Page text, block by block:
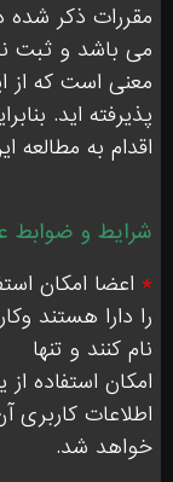
مقررات ذکر شده
می باشد و ثبت
معنی است که از
پذیرفته اید.
اقدام به مطالعه
شرایط و
* اعضا امکان
را دارا هستند
نام کنند و تنها
امکان استفاده
اطلاعات
خواهد شد.